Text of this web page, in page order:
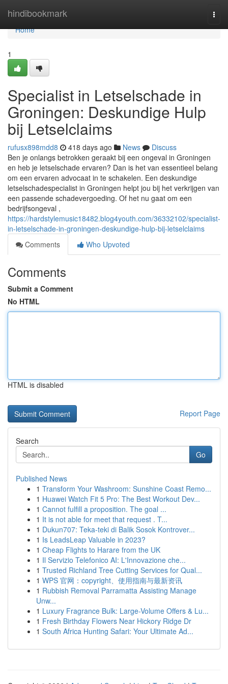
hindibookmark
Home
Home
1
Specialist in Letselschade in
Groningen: Deskundige Hulp
bij Letselclaims
rufusx898mdd8 418 days ago News
Discuss
Ben je onlangs betrokken geraakt bij een ongeval in Groningen
en heb je letselschade ervaren? Dan is het van essentieel belang
om een ervaren advocaat in te schakelen. Een deskundige
letselschadespecialist in Groningen helpt jou bij het verkrijgen van
een passende schadevergoeding. Of het nu gaat om een
bedrijfsongeval ,
https://hardstylemusic18482.blog4youth.com/36332102/specialist-
in-letselschade-in-groningen-deskundige-hulp-bij-letselclaims
Comments
Who Upvoted
Comments
Submit a Comment
No HTML
HTML is disabled
Report Page
Search
Go
Published News
1 Transform Your Washroom: Sunshine Coast Remo...
1 Huawei Watch Fit 5 Pro: The Best Workout Dev...
1 Cannot fulfill a proposition. The goal ...
1 It is not able for meet that request . T...
1 Dukun707: Teka-teki di Balik Sosok Kontrover...
1 Is LeadsLeap Valuable in 2023?
1 Cheap Flights to Harare from the UK
1 Il Servizio Telefonico AI: L'Innovazione che...
1 Trusted Richland Tree Cutting Services for Qual...
1 WPS 官网：copyright、使用指南与最新资讯
1 Rubbish Removal Parramatta Assisting Manage
Unw...
1 Luxury Fragrance Bulk: Large-Volume Offers & Lu...
1 Fresh Birthday Flowers Near Hickory Ridge Dr
1 South Africa Hunting Safari: Your Ultimate Ad...